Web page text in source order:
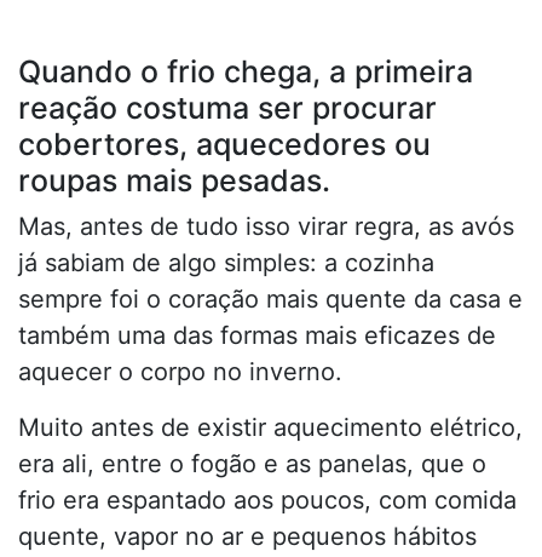
Quando o frio chega, a primeira
reação costuma ser procurar
cobertores, aquecedores ou
roupas mais pesadas.
Mas, antes de tudo isso virar regra, as avós
já sabiam de algo simples: a cozinha
sempre foi o coração mais quente da casa e
também uma das formas mais eficazes de
aquecer o corpo no inverno.
Muito antes de existir aquecimento elétrico,
era ali, entre o fogão e as panelas, que o
frio era espantado aos poucos, com comida
quente, vapor no ar e pequenos hábitos